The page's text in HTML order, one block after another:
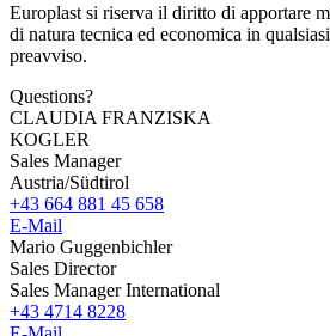
Europlast si riserva il diritto di apportare
di natura tecnica ed economica in
preavviso.
Questions?
CLAUDIA FRANZISKA
KOGLER
Sales Manager
Austria/Südtirol
+43 664 881 45 658
E-Mail
Mario Guggenbichler
Sales Director
Sales Manager International
+43 4714 8228